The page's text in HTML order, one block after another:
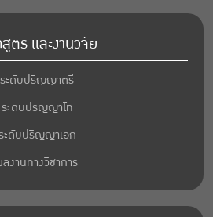
ตร และงานวิจัย
ระดับปริญญาตรี
ระดับปริญญาโท
ะดับปริญญาเอก
งานทางวิชาการ